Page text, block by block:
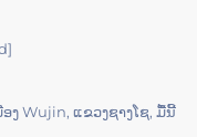
ງ Wujin, ແຂວງຊາງໂຊ, ມື້ນີ້